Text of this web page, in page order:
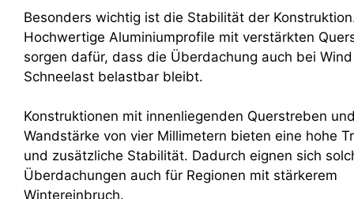
Besonders wichtig ist die Stabilität der
Hochwertige Aluminiumprofile mit verstärkten
sorgen dafür, dass die Überdachung auch bei
Schneelast belastbar bleibt.
Konstruktionen mit innenliegenden Querstreben
Wandstärke von vier Millimetern bieten eine hohe
und zusätzliche Stabilität. Dadurch eignen sich
Überdachungen auch für Regionen mit stärkerem
Wintereinbruch.